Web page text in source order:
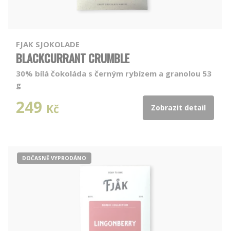
FJAK SJOKOLADE
BLACKCURRANT CRUMBLE
30% bílá čokoláda s černým rybízem a granolou 53
g
249 Kč Zobrazit detail
DOČASNĚ VYPRODÁNO